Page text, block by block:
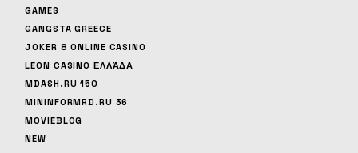
GAMES
GANGSTA GREECE
JOKER 8 ONLINE CASINO
LEON CASINO ΕΛΛΆΔΑ
MDASH.RU 150
MININFORMRD.RU 36
MOVIEBLOG
NEW